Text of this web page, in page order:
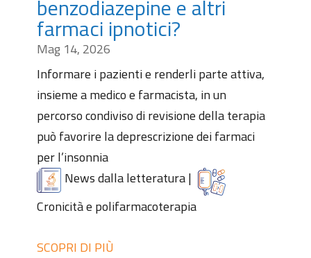
benzodiazepine e altri
farmaci ipnotici?
Mag 14, 2026
Informare i pazienti e renderli parte attiva,
insieme a medico e farmacista, in un
percorso condiviso di revisione della terapia
può favorire la deprescrizione dei farmaci
per l’insonnia
News dalla letteratura|
Cronicità e polifarmacoterapia
SCOPRI DI PIÙ